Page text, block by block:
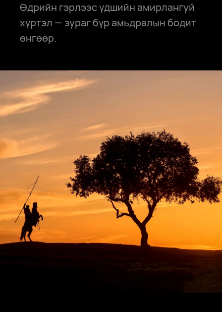
Өдрийн гэрлээс үдшийн амирлангуй
хүртэл — зураг бүр амьдралын бодит
өнгөөр.